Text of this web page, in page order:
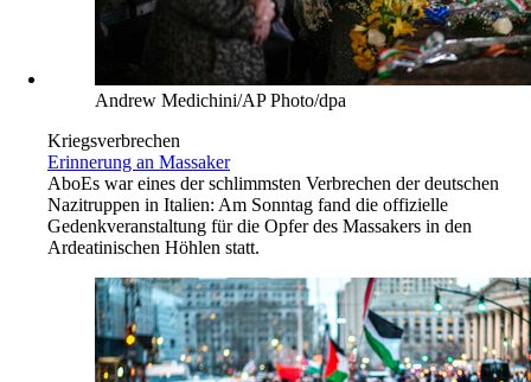
Andrew Medichini/AP Photo/dpa
Kriegsverbrechen
Erinnerung an Massaker
AboEs war eines der schlimmsten Verbrechen der deutschen
Nazitruppen in Italien: Am Sonntag fand die offizielle
Gedenkveranstaltung für die Opfer des Massakers in den
Ardeatinischen Höhlen statt.